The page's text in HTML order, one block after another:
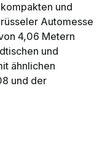
und
Automesse
4,06 Metern
und
ähnlichen
und der